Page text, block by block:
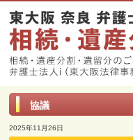
協議
2025年11月26日